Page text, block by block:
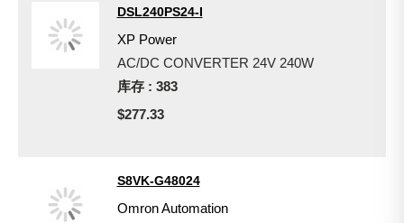
DSL240PS24-I
XP Power
AC/DC CONVERTER 24V 240W
库存 : 383
$277.33
S8VK-G48024
Omron Automation